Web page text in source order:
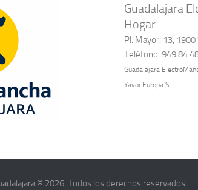
Guadalajara
Hogar
Pl. Mayor, 13,
Teléfono: 949 84
Guadalajara
Yavoi Europa S.L.
© 2026. Todos los derechos reservados.